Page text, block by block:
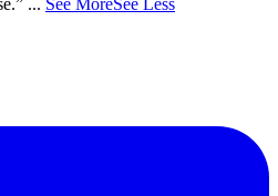
... See MoreSee Less